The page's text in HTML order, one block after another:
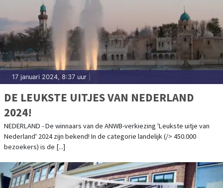
17 januari 2024, 8:37 uur
DE LEUKSTE UITJES VAN NEDERLAND
2024!
NEDERLAND - De winnaars van de ANWB-verkiezing 'Leukste uitje van
Nederland' 2024 zijn bekend! In de categorie landelijk (/> 450.000
bezoekers) is de [...]